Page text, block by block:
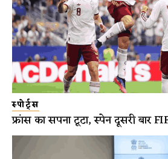
स्पोर्ट्स
फ्रांस का सपना टूटा, स्पेन दूसरी बार